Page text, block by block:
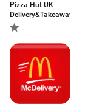
Pizza Hut UK
Delivery&Takeaway
-